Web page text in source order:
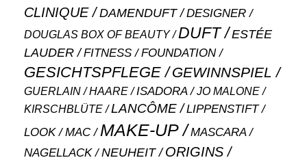
CLINIQUE DAMENDUFT DESIGNER
DOUGLAS BOX OF BEAUTY DUFT
ESTÉE
LAUDER
FITNESS FOUNDATION
GESICHTSPFLEGE GEWINNSPIEL
GUERLAIN HAARE ISADORA JO MALONE
KIRSCHBLÜTE LANCÔME LIPPENSTIFT
LOOK MAC MAKE-UP MASCARA
NAGELLACK NEUHEIT ORIGINS